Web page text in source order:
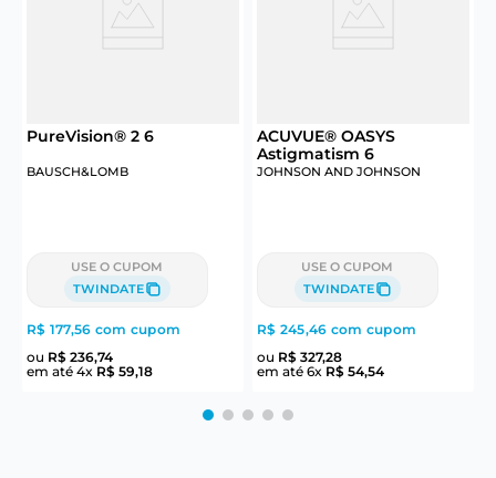
PureVision® 2 6
BAUSCH&LOMB
USE O CUPOM
TWINDATE
R$ 177,56 com cupom
ou R$ 236,74
em até 4x R$ 59,18
ACUVUE® OASYS
Astigmatism 6
JOHNSON AND JOHNSON
USE O CUPOM
TWINDATE
R$ 245,46 com cupom
ou R$ 327,28
em até 6x R$ 54,54